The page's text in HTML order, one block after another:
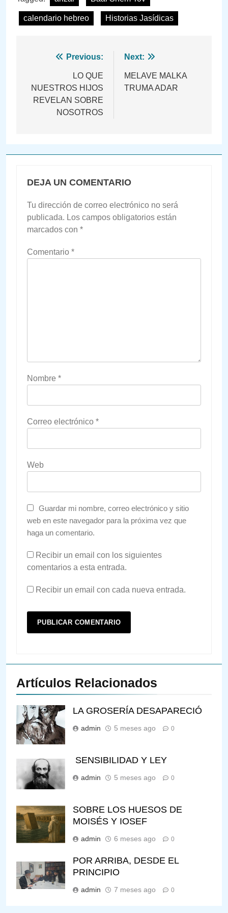
calendario hebreo Historias Jasídicas
Navegación
entradas
Previous:
LO QUE
NUESTROS HIJOS
REVELAN SOBRE
NOSOTROS
Next:
MELAVE MALKA
TRUMA ADAR
DEJA UN COMENTARIO
Tu dirección de correo electrónico no será
publicada. Los campos obligatorios están
marcados con *
Comentario *
Nombre *
Correo electrónico *
Web
Guardar mi nombre, correo electrónico y sitio
web en este navegador para la próxima vez que
haga un comentario.
Recibir un email con los siguientes
comentarios a esta entrada.
Recibir un email con cada nueva entrada.
Artículos Relacionados
LA GROSERÍA DESAPARECIÓ
admin 5 meses ago 0
SENSIBILIDAD Y LEY
admin 5 meses ago 0
SOBRE LOS HUESOS DE
MOISÉS Y IOSEF
admin 6 meses ago 0
POR ARRIBA, DESDE EL
PRINCIPIO
admin 7 meses ago 0